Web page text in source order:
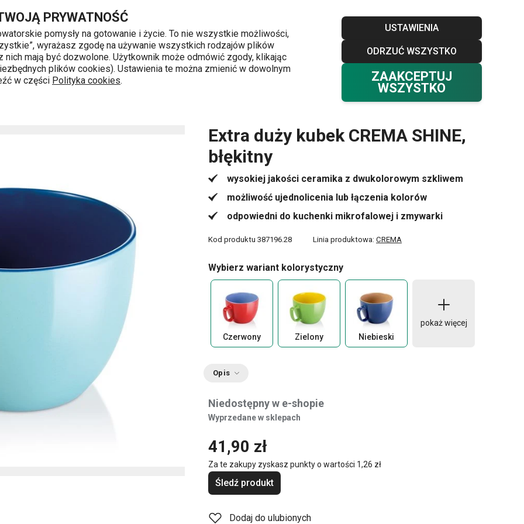
PRYWATNOŚĆ
pomysły na gotowanie i życie. To nie wszystkie możliwości,
wyrażasz zgodę na używanie wszystkich rodzajów plików
mają być dozwolone. Użytkownik może odmówić zgody, klikając
plików cookies). Ustawienia te można zmienić w dowolnym
w części Polityka cookies.
USTAWIENIA
ODRZUĆ WSZYSTKO
ZAAKCEPTUJ
WSZYSTKO
Przejdź do głównej zawartości
Przejdź do wyszukiwania
Przejdź do nawigacji
Blog Klub TESCOMA Kontakt
od 8 do 16
Ulubione Zaloguj się
0 Twój koszyk
0,00 zł
Extra duży kubek CREMA SHINE,
błękitny
wysokiej jakości ceramika z dwukolorowym szkliwem
możliwość ujednolicenia lub łączenia kolorów
odpowiedni do kuchenki mikrofalowej i zmywarki
Kod produktu 387196.28 Linia produktowa: CREMA
Wybierz wariant kolorystyczny
Czerwony Zielony Niebieski
pokaż więcej
Opis
Niedostępny w e-shopie
Wyprzedane w sklepach
41,90 zł
Za te zakupy zyskasz punkty o wartości 1,26 zł
Śledź produkt
Dodaj do ulubionych